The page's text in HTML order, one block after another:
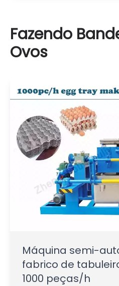
Fazendo
Ovos
Máquina semi-
fabrico de
1000 peças/h